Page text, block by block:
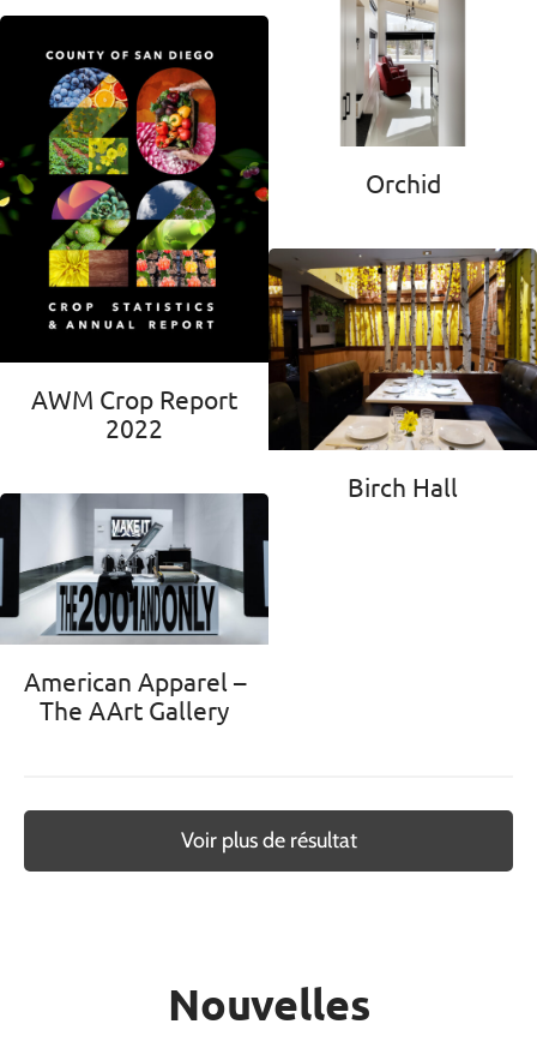
AWM Crop Report
2022
American Apparel –
The AArt Gallery
Orchid
Birch Hall
Voir plus de résultat
Nouvelles